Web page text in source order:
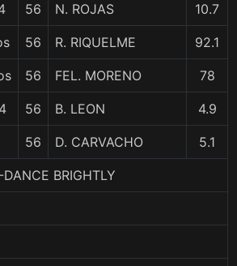
56 N. ROJAS 10.7
56 R. RIQUELME 92.1
56 FEL. MORENO 78
56 B. LEON 4.9
56 D. CARVACHO 5.1
BRIGHTLY